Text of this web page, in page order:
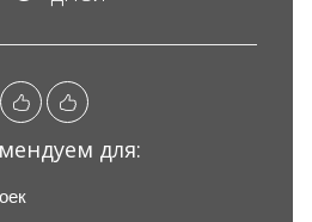
для: